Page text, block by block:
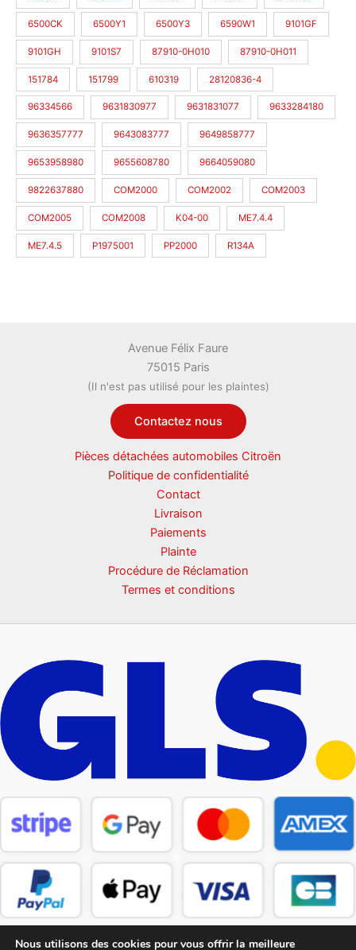
6500CK 6500Y1 6500Y3 6590W1 9101GF
9101GH 9101S7 87910-0H010 87910-0H011
151784 151799 610319 28120836-4
96334566 9631830977 9631831077 9633284180
9636357777 9643083777 9649858777
9653958980 9655608780 9664059080
9822637880 COM2000 COM2002 COM2003
COM2005 COM2008 K04-00 ME7.4.4
ME7.4.5 P1975001 PP2000 R134A
Avenue Félix Faure
75015 Paris
(Il n'est pas utilisé pour les plaintes)
Contactez nous
Pièces détachées automobiles Citroën
Politique de confidentialité
Contact
Livraison
Paiements
Plainte
Procédure de Réclamation
Termes et conditions
Nous utilisons des cookies pour vous offrir la meilleure